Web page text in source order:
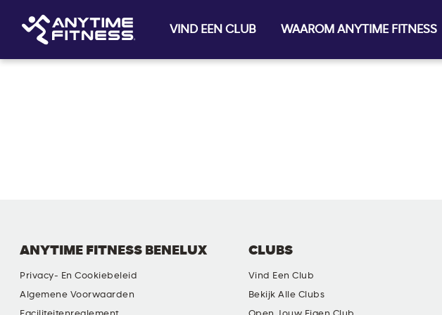
VIND EEN CLUB WAAROM ANYTIME FITNESS
ANYTIME FITNESS BENELUX
Privacy- En Cookiebeleid
Algemene Voorwaarden
CLUBS
Vind Een Club
Bekijk Alle Clubs